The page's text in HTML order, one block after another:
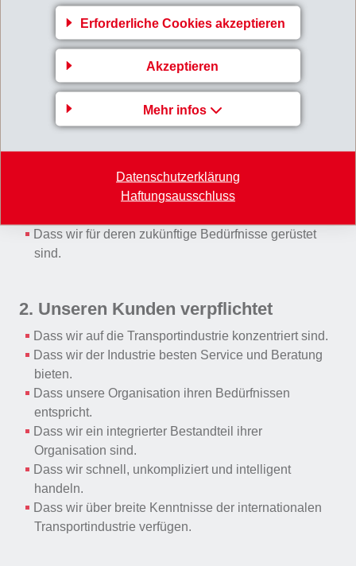
Erforderliche Cookies akzeptieren
Akzeptieren
Mehr infos
Datenschutzerklärung
Haftungsausschluss
Was wir dabei unseren Kunden bewusst machen
wollen:
1. Weltweit aktiv
Dass wir über weltweite Ressourcen verfügen.
Dass wir lokalen Service bieten..
Dass wir für deren zukünftige Bedürfnisse gerüstet
sind.
2. Unseren Kunden verpflichtet
Dass wir auf die Transportindustrie konzentriert sind.
Dass wir der Industrie besten Service und Beratung
bieten.
Dass unsere Organisation ihren Bedürfnissen
entspricht.
Dass wir ein integrierter Bestandteil ihrer
Organisation sind.
Dass wir schnell, unkompliziert und intelligent
handeln.
Dass wir über breite Kenntnisse der internationalen
Transportindustrie verfügen.